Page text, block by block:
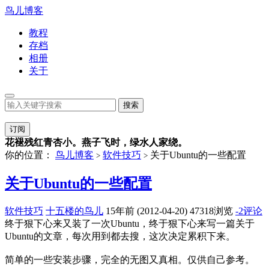
鸟儿博客
教程
存档
相册
关于
订阅
花褪残红青杏小。燕子飞时，绿水人家绕。
你的位置： 鸟儿博客 > 软件技巧 > 关于Ubuntu的一些配置
关于Ubuntu的一些配置
软件技巧 十五楼的鸟儿 15年前 (2012-04-20) 47318浏览 -2评论
终于狠下心来又装了一次Ubuntu，终于狠下心来写一篇关于
Ubuntu的文章，每次用到都去搜，这次决定累积下来。
简单的一些安装步骤，完全的无图又真相。仅供自己参考。